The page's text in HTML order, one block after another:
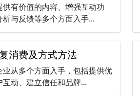
有价值的内容、增强互动功
与反馈等多个方面入手...
消费及方式方法
从多个方面入手，包括提供优
动、建立信任和品牌...